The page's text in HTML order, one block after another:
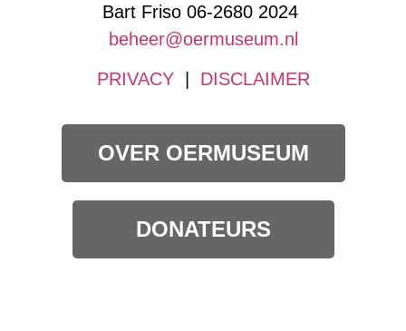
Bart Friso 06-2680 2024
beheer@oermuseum.nl
PRIVACY| DISCLAIMER
OVER OERMUSEUM
DONATEURS